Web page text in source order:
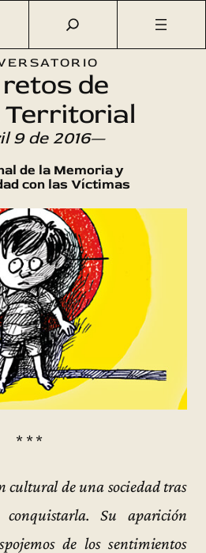
Cultural Ciencia
Los retos de la
de
Territorial
9 de 2016—
de la Memoria y
con las Víctimas
* * *
cultural de una sociedad tras
Su aparición
de los sentimientos